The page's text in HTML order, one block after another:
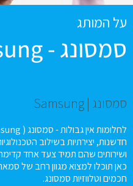
על המותג
סמסונג - Samsung
סמסונג | Samsung
חדשנות, יצירתיות בשילוב
ושירותים שהם תמיד צעד אחד
כאן תוכלו למצוא מגוון רחב של
חכמים וטלווזיות סמסונג.